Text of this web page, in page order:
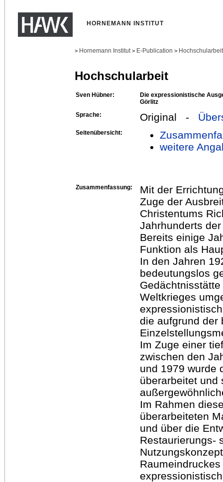
HORNEMANN INSTITUT
> Hornemann Institut > E-Publication >
Hochschularbeit
Sven Hübner:
Die expressionistische
Görlitz
Sprache:
Original -
Seitenübersicht:
weitere
Zusammenfassung:
Mit der
Zuge der
Christentums
Jahrhunderts
Bereits einige
Funktion als
In den Jahren
bedeutungslos
Weltkrieges
die aufgrund der
Im Zuge einer
zwischen den
und 1979 wurde
überarbeitet und
Im Rahmen
überarbeiteten
und über die
Restaurierungs-